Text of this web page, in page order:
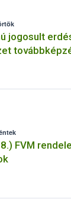
jogosult
FVM